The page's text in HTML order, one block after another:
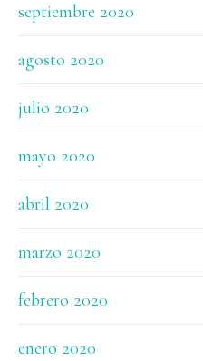
septiembre 2020
agosto 2020
julio 2020
mayo 2020
abril 2020
marzo 2020
febrero 2020
enero 2020